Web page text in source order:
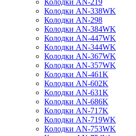
Колодки AN-219
Колодки AN-338WK
Колодки AN-298
Колодки AN-384WK
Колодки AN-447WK
Колодки AN-344WK
Колодки AN-367WK
Колодки AN-357WK
Колодки AN-461K
Колодки AN-602K
Колодки AN-631K
Колодки AN-686K
Колодки AN-717K
Колодки AN-719WK
Колодки AN-753WK